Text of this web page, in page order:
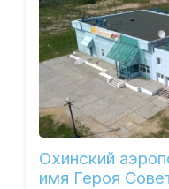
Охинский
имя Героя